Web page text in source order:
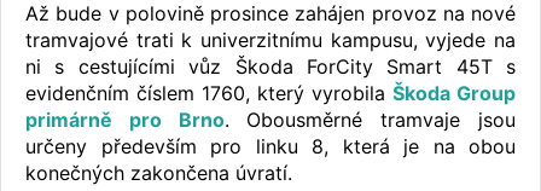
Až bude v polovině prosince zahájen provoz na nové
tramvajové trati k univerzitnímu kampusu, vyjede na
ni s cestujícími vůz Škoda ForCity Smart 45T s
evidenčním číslem 1760, který vyrobila Škoda Group
primárně pro Brno. Obousměrné tramvaje jsou
určeny především pro linku 8, která je na obou
konečných zakončena úvratí.